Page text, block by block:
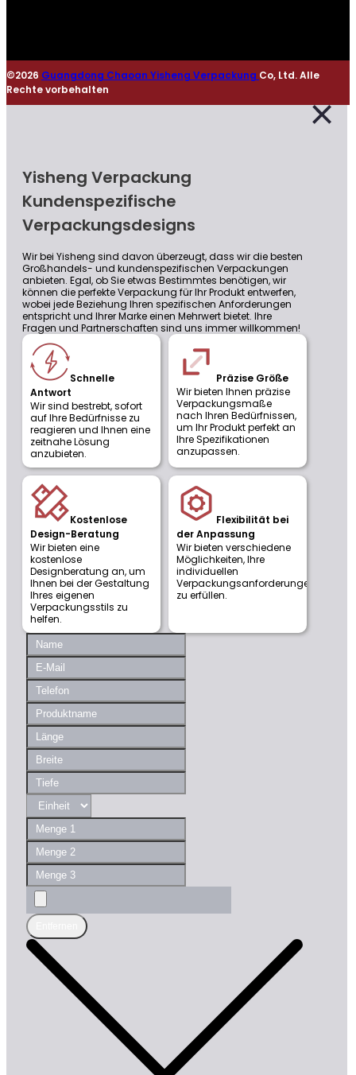
©2026 Guangdong Chaoan Yisheng Verpackung Co, Ltd. Alle
Rechte vorbehalten
Yisheng Verpackung
Kundenspezifische
Verpackungsdesigns
Wir bei Yisheng sind davon überzeugt, dass wir die besten
Großhandels- und kundenspezifischen Verpackungen
anbieten. Egal, ob Sie etwas Bestimmtes benötigen, wir
können die perfekte Verpackung für Ihr Produkt entwerfen,
wobei jede Beziehung Ihren spezifischen Anforderungen
entspricht und Ihrer Marke einen Mehrwert bietet. Ihre
Fragen und Partnerschaften sind uns immer willkommen!
Schnelle
Antwort
Wir sind bestrebt, sofort
auf Ihre Bedürfnisse zu
reagieren und Ihnen eine
zeitnahe Lösung
anzubieten.
Präzise Größe
Wir bieten Ihnen präzise
Verpackungsmaße
nach Ihren Bedürfnissen,
um Ihr Produkt perfekt an
Ihre Spezifikationen
anzupassen.
Kostenlose
Design-Beratung
Wir bieten eine
kostenlose
Designberatung an, um
Ihnen bei der Gestaltung
Ihres eigenen
Verpackungsstils zu
helfen.
Flexibilität bei
der Anpassung
Wir bieten verschiedene
Möglichkeiten, Ihre
individuellen
Verpackungsanforderungen
zu erfüllen.